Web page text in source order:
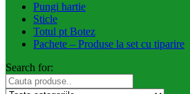
Pungi hartie
Sticle
Totul pt Botez
Pachete – Produse la set cu tiparire
Search for: